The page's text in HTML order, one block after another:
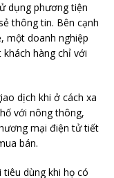
dụng phương tiện
thông tin. Bên cạnh
một doanh nghiệp
hàng chỉ với
dịch khi ở cách xa
với nông thông,
mại điện tử tiết
bán.
dùng khi họ có